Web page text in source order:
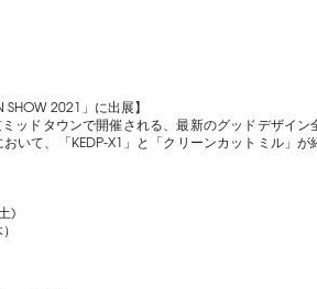
SHOW 2021」に出展】
ッドタウンで開催される、最新のグッドデザイン
いて、「KEDP-X1」と「クリーンカットミル」が
)